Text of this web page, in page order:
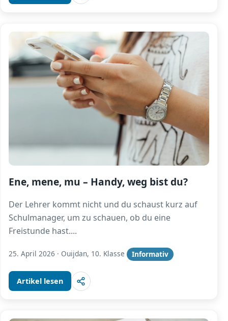
Ene, mene, mu – Handy, weg bist du?
Der Lehrer kommt nicht und du schaust kurz auf
Schulmanager, um zu schauen, ob du eine
Freistunde hast....
25. April 2026 · Ouijdan, 10. Klasse Informativ
Artikel lesen